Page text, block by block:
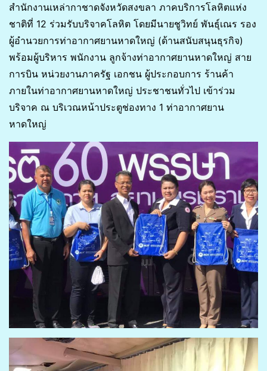
สำนักงานเหล่ากาชาดจังหวัดสงขลา ภาคบริการโลหิตแห่ง
ชาติที่ 12 ร่วมรับบริจาคโลหิต โดยมีนายชูวิทย์ พันธุ์เณร รอง
ผู้อำนวยการท่าอากาศยานหาดใหญ่ (ด้านสนับสนุนธุรกิจ)
พร้อมผู้บริหาร พนักงาน ลูกจ้างท่าอากาศยานหาดใหญ่ สาย
การบิน หน่วยงานภาครัฐ เอกชน ผู้ประกอบการ ร้านค้า
ภายในท่าอากาศยานหาดใหญ่ ประชาชนทั่วไป เข้าร่วม
บริจาค ณ บริเวณหน้าประตูช่องทาง 1 ท่าอากาศยาน
หาดใหญ่